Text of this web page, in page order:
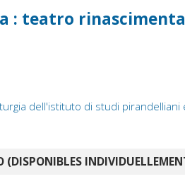
: teatro
dell'istituto di studi
(DISPONIBLES